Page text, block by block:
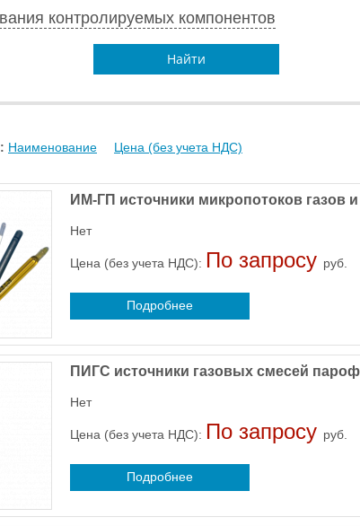
контролируемых компонентов
Найти
Наименование Цена (без учета НДС)
ИМ-ГП источники микропотоков газов
Нет
Цена (без учета НДС): По запросу руб.
Подробнее
ПИГС источники газовых смесей
Нет
Цена (без учета НДС): По запросу руб.
Подробнее